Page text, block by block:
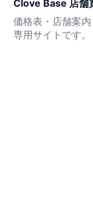
Clove Base 店舗
価格表・店舗案
専用サイトです。